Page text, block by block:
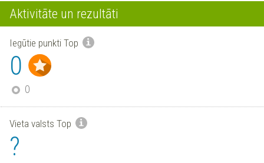
Aktivitāte un rezultāti
Iegūtie punkti Top
0
0
Vieta valsts Top
?